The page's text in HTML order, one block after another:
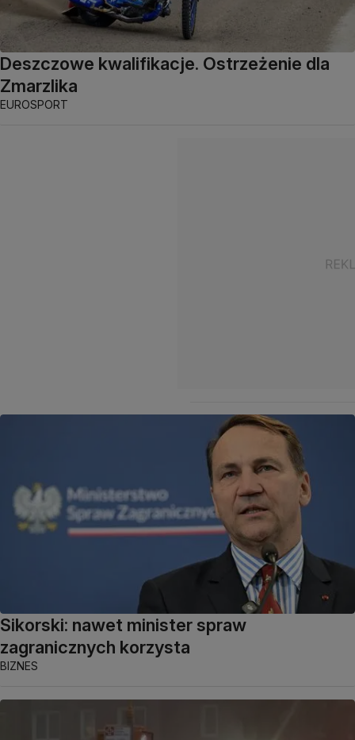
Deszczowe kwalifikacje. Ostrzeżenie dla
Zmarzlika
EUROSPORT
Sikorski: nawet minister spraw
zagranicznych korzysta
BIZNES